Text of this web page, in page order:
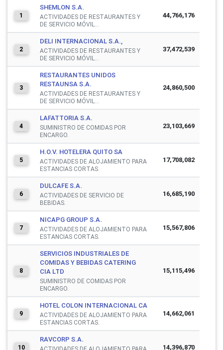
1
SHEMLON S.A.
ACTIVIDADES DE RESTAURANTES Y
DE SERVICIO MÓVIL...
44,766,176
2
DELI INTERNACIONAL S.A.,
ACTIVIDADES DE RESTAURANTES Y
DE SERVICIO MÓVIL...
37,472,539
3
RESTAURANTES UNIDOS
RESTAUNSA S.A.
ACTIVIDADES DE RESTAURANTES Y
DE SERVICIO MÓVIL...
24,860,500
4
LAFATTORIA S.A.
SUMINISTRO DE COMIDAS POR
ENCARGO.
23,103,669
5
H.O.V. HOTELERA QUITO SA
ACTIVIDADES DE ALOJAMIENTO PARA
ESTANCIAS CORTAS.
17,708,082
6
DULCAFE S.A.
ACTIVIDADES DE SERVICIO DE
BEBIDAS.
16,685,190
7
NICAPG GROUP S.A.
ACTIVIDADES DE ALOJAMIENTO PARA
ESTANCIAS CORTAS.
15,567,806
8
SERVICIOS INDUSTRIALES DE
COMIDAS Y BEBIDAS CATERING
CIA LTD
SUMINISTRO DE COMIDAS POR
ENCARGO.
15,115,496
9
HOTEL COLON INTERNACIONAL CA
ACTIVIDADES DE ALOJAMIENTO PARA
ESTANCIAS CORTAS.
14,662,061
10
RAVCORP S.A.
ACTIVIDADES DE ALOJAMIENTO PARA 14,396,870